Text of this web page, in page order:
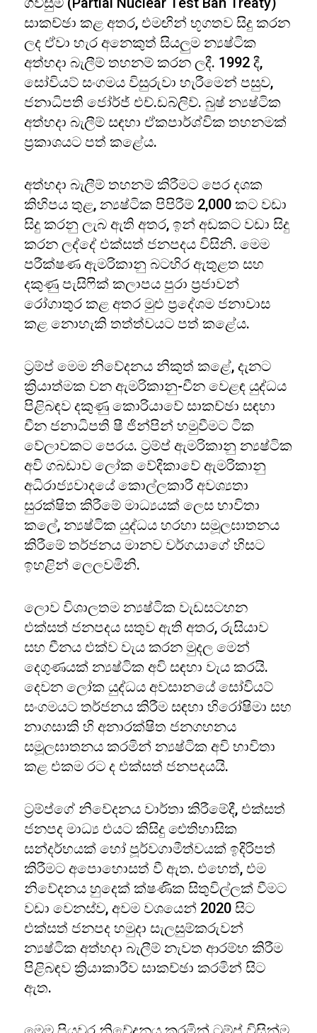
සාකච්ඡා කළ අතර, එමඟින් භූගතව සිදු කරන
ලද ඒවා හැර අනෙකුත් සියලුම න්‍යෂ්ටික
අත්හදා බැලීම් තහනම් කරන ලදී. 1992 දී,
සෝවියට් සංගමය විසුරුවා හැරීමෙන් පසුව,
ජනාධිපති ජෝර්ජ් එච්.ඩබ්ලිව්. බුෂ් න්‍යෂ්ටික
අත්හදා බැලීම් සඳහා ඒකපාර්ශ්වික තහනමක්
ප්‍රකාශයට පත් කළේය.
අත්හදා බැලීම් තහනම් කිරීමට පෙර දශක
කිහිපය තුළ, න්‍යෂ්ටික පිපිරීම් 2,000 කට වඩා
සිදු කරනු ලැබ ඇති අතර, ඉන් අඩකට වඩා සිදු
කරන ලද්දේ එක්සත් ජනපදය විසිනි. මෙම
පරීක්ෂණ ඇමරිකානු බටහිර ඇතුළත සහ
දකුණු පැසිෆික් කලාපය පුරා ප්‍රජාවන්
රෝගාතුර කළ අතර මුළු ප්‍රදේශම ජනාවාස
කළ නොහැකි තත්ත්වයට පත් කළේය.
ට්‍රම්ප් මෙම නිවේදනය නිකුත් කළේ, දැනට
ක්‍රියාත්මක වන ඇමරිකානු-චීන වෙළඳ යුද්ධය
පිළිබඳව දකුණු කොරියාවේ සාකච්ඡා සඳහා
චීන ජනාධිපති ෂී ජින්පින් හමුවීමට ටික
වේලාවකට පෙරය. ට්‍රම්ප් ඇමරිකානු න්‍යෂ්ටික
අවි ගබඩාව ලෝක වේදිකාවේ ඇමරිකානු
අධිරාජ්‍යවාදයේ කොල්ලකාරී අවශ්‍යතා
සුරක්ෂිත කිරීමේ මාධ්‍යයක් ලෙස භාවිතා
කලේ, න්‍යෂ්ටික යුද්ධය හරහා සමූලඝාතනය
කිරීමේ තර්ජනය මානව වර්ගයාගේ හිසට
ඉහළින් ලෙලවමිනි.
ලොව විශාලතම න්‍යෂ්ටික වැඩසටහන
එක්සත් ජනපදය සතුව ඇති අතර, රුසියාව
සහ චීනය එක්ව වැය කරන මුදල මෙන්
දෙගුණයක් න්‍යෂ්ටික අවි සඳහා වැය කරයි.
දෙවන ලෝක යුද්ධය අවසානයේ සෝවියට්
සංගමයට තර්ජනය කිරීම සඳහා හිරෝෂිමා සහ
නාගසාකි හි අනාරක්ෂිත ජනගහනය
සමූලඝාතනය කරමින් න්‍යෂ්ටික අවි භාවිතා
කළ එකම රට ද එක්සත් ජනපදයයි.
ට්‍රම්ප්ගේ නිවේදනය වාර්තා කිරීමේදී, එක්සත්
ජනපද මාධ්‍ය එයට කිසිදු ඓතිහාසික
සන්දර්භයක් හෝ පූර්වගාමීත්වයක් ඉදිරිපත්
කිරීමට අපොහොසත් වී ඇත. එහෙත්, එම
නිවේදනය හුදෙක් ක්ෂණික සිතුවිල්ලක් වීමට
වඩා වෙනස්ව, අවම වශයෙන් 2020 සිට
එක්සත් ජනපද හමුදා සැලසුම්කරුවන්
න්‍යෂ්ටික අත්හදා බැලීම් නැවත ආරම්භ කිරීම
පිළිබඳව ක්‍රියාකාරීව සාකච්ඡා කරමින් සිට
ඇත.